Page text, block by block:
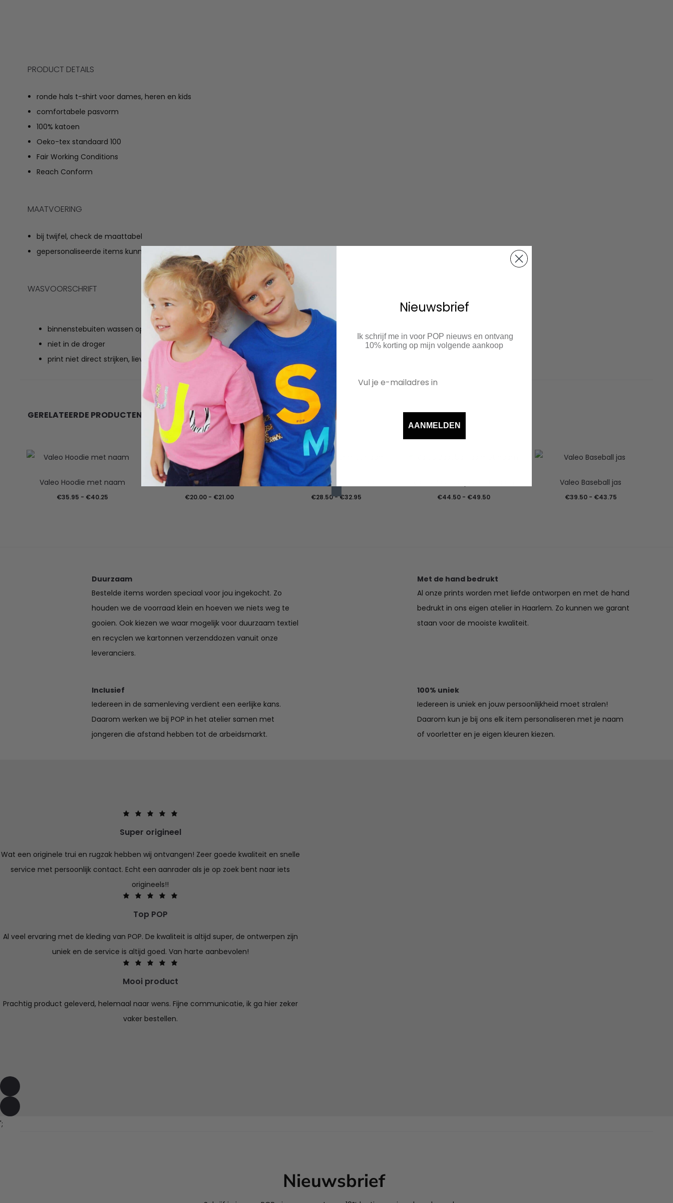
PRODUCT DETAILS
ronde hals t-shirt voor dames, heren en kids
comfortabele pasvorm
100% katoen
Oeko-tex standaard 100
Fair Working Conditions
Reach Conform
MAATVOERING
bij twijfel, check de maattabel
gepersonaliseerde items kunnen niet geruild worden
WASVOORSCHRIFT
binnenstebuiten wassen op 40 graden
niet in de droger
print niet direct strijken, liever binnenstebuiten met een theedoek eroverheen
GERELATEERDE PRODUCTEN
Valeo Hoodie met naam
€35.95 - €40.25Prijsklasse:
Valeo T-shirt
€20.00 - €21.00Prijsklasse:
Valeo Sweater met naam
€28.50-€32.95 €44.50 - €49.50Prijsklasse:
Valeo Baseball jas
€39.50 - €43.75Prijsklasse:
Duurzaam
Bestelde items worden speciaal voor jou ingekocht. Zo
houden we de voorraad klein en hoeven we niets weg te
gooien. Ook kiezen we waar mogelijk voor duurzaam textiel
en recyclen we kartonnen verzenddozen vanuit onze
leveranciers.
Met de hand bedrukt
Al onze prints worden met liefde ontworpen en met de hand
bedrukt in ons eigen atelier in Haarlem. Zo kunnen we garant
staan voor de mooiste kwaliteit.
Inclusief
Iedereen in de samenleving verdient een eerlijke kans.
Daarom werken we bij POP in het atelier samen met
jongeren die afstand hebben tot de arbeidsmarkt.
100% uniek
Iedereen is uniek en jouw persoonlijkheid moet stralen!
Daarom kun je bij ons elk item personaliseren met je naam
of voorletter en je eigen kleuren kiezen.
Super origineel
Wat een originele trui en rugzak hebben wij ontvangen! Zeer goede kwaliteit en snelle
service met persoonlijk contact. Echt een aanrader als je op zoek bent naar iets
origineels!!
Top POP
Al veel ervaring met de kleding van POP. De kwaliteit is altijd super, de ontwerpen zijn
uniek en de service is altijd goed. Van harte aanbevolen!
Mooi product
Prachtig product geleverd, helemaal naar wens. Fijne communicatie, ik ga hier zeker
vaker bestellen.
';
Nieuwsbrief
Nieuwsbrief
Ik schrijf me in voor POP nieuws en ontvang
10% korting op mijn volgende aankoop
AANMELDEN